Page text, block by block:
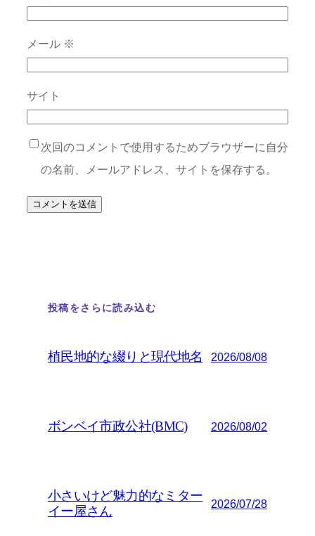
メール ※
サイト
次回のコメントで使用するためブラウザーに自分
の名前、メールアドレス、サイトを保存する。
投稿をさらに読み込む
植民地的な綴りと現代地名 2026/08/08
ボンベイ市政公社(BMC) 2026/08/02
小さいけど魅力的なミター
イー屋さん
2026/07/28